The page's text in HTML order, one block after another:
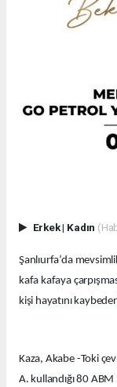
Erkek| Kadın
Şanlıurfa’da
kafa kafaya
kişi hayatını
Kaza, Akabe -Toki
A. kullandığı 80